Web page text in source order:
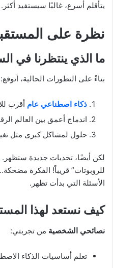
يتأقلم أسرع، غالبًا سيستفيد أكثر.
نظرة على
ما الذي ينتظرنا في
بناءً على التطورات الحالية، أتوقع:
ذكاء اصطناعي عام أقرب
اندماج أعمق بين العالم
حلول لمشاكل كبرى مثل
لكن أيضًا، تحديات جديدة
للروبوتات” قريباً! الفكرة
الأسئلة التي بدأت تظهر.
كيف نستعد لهذا
نصائحي الشخصية من تجربتي:
تعلم أساسيات الذكاء